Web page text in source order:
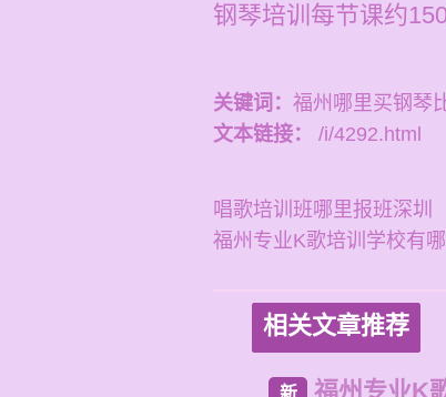
钢琴培训每节课约
关键词： 福州哪里买钢琴
文本链接：
/i/4292.html
唱歌培训班哪里报班深圳
福州专业K歌培训学校有
相关文章推荐
新 福州专业K